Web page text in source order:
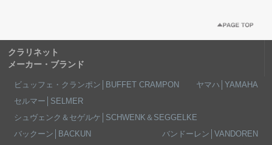
クラリネット
メーカー・ブランド
ビュッフェ・クランポン│BUFFET CRAMPON
ヤマハ│YAMAHA
セルマー│SELMER
シュヴェンク＆セゲルケ│SCHWENK＆SEGGELKE
バックーン│BACKUN
バンドーレン│VANDOREN